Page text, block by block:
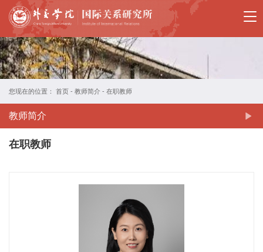
国
关
所
教
您现在的位置： 首页 - 教师简介 - 在职教师
教师简介
在职教师